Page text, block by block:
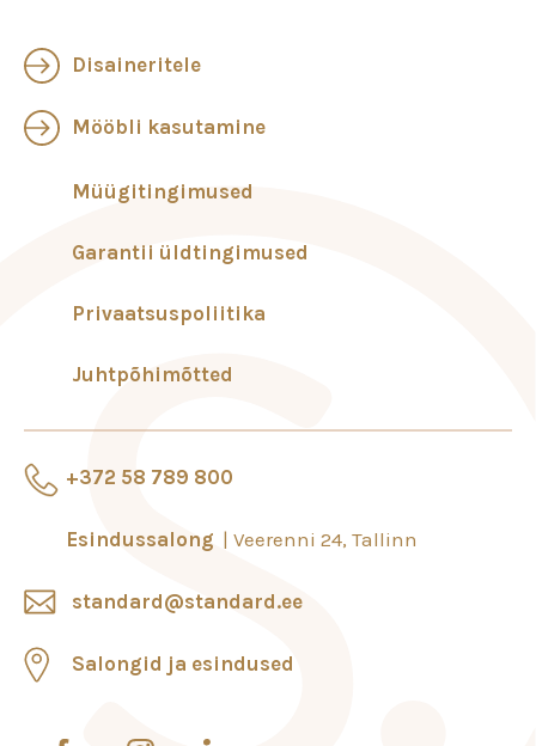
+372 58 789 800
Esindussalong Veerenni 24, Tallinn
standard@standard.ee
Salongid ja esindused
Disaineritele
Mööbli kasutamine
Müügitingimused
Garantii üldtingimused
Privaatsuspoliitika
Juhtpõhimõtted